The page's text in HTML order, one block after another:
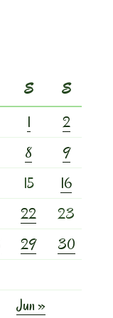
S
S
1
2
8
9
15
16
22
23
29
30
Jun »